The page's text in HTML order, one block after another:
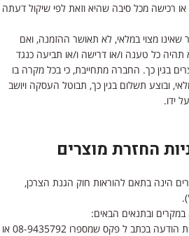
רכישה מכל סיבה שהיא וזאת לפי שיקול דעתה
מצוי במלאי, לא תאושר ההזמנה, ואם
כל טענה ו/או דרישה ו/או תביעה כנגד
בגין כך. החברה מתחייבת, כי בכל מקרה בו
ובוצע תשלום בגין כך, תבוטל העסקה ויושב
ידו.
החזרת מוצרים
הינה בתאם להוראות חוק הגנת הצרכן,
ובתנאים הבאים:
ביטול הזמנה יבוצע בשליחת הודעה בכתב ל פקס שמספרו 08-9435792 או